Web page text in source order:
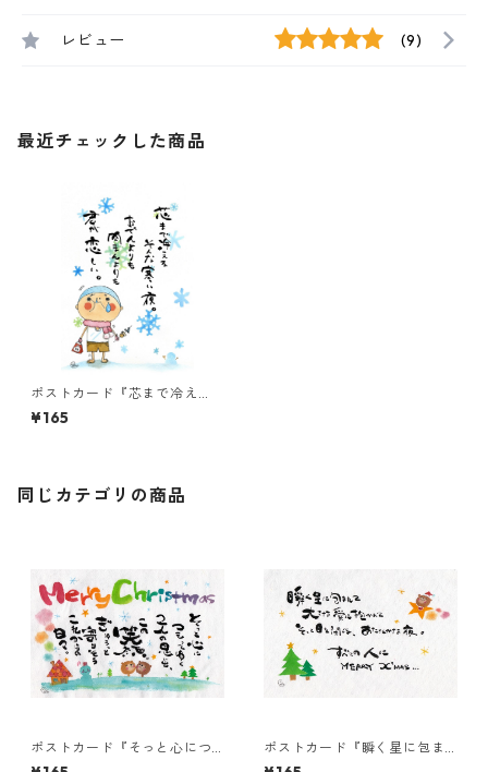
レビュー (9)
最近チェックした商品
ポストカード『芯まで冷え
る・・・』
¥165
同じカテゴリの商品
ポストカード『そっと心につ
もってゆく・・・』
ポストカード『瞬く星に包ま
れて・・・』